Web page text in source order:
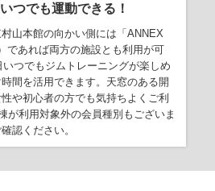
つでも運動できる！
山本館の向かい側には「ANNEX
あれば両方の施設とも利用が可
つでもジムトレーニングが楽しめ
間を活用できます。天窓のある開
や初心者の方でも気持ちよくご利
利用対象外の会員種別もございま
認ください。